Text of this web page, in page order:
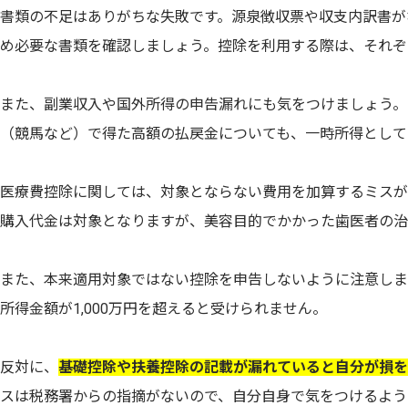
書類の不足はありがちな失敗です。源泉徴収票や収支内訳書
め必要な書類を確認しましょう。控除を利用する際は、それ
また、副業収入や国外所得の申告漏れにも気をつけましょう
（競馬など）で得た高額の払戻金についても、一時所得とし
医療費控除に関しては、対象とならない費用を加算するミス
購入代金は対象となりますが、美容目的でかかった歯医者の
また、本来適用対象ではない控除を申告しないように注意し
所得金額が1,000万円を超えると受けられません。
反対に、 基礎控除や扶養控除の記載が漏れていると自分が損
スは税務署からの指摘がないので、自分自身で気をつけるよ